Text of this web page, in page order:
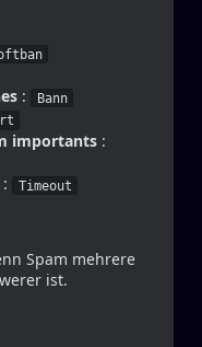
: Bann
importants
: Timeout
Spam mehrere
ist.